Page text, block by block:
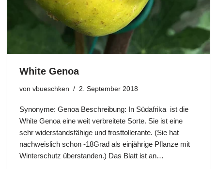
White Genoa
von vbueschken 2. September 2018
Synonyme: Genoa Beschreibung: In Südafrika ist die
White Genoa eine weit verbreitete Sorte. Sie ist eine
sehr widerstandsfähige und frosttollerante. (Sie hat
nachweislich schon -18Grad als einjährige Pflanze mit
Winterschutz überstanden.) Das Blatt ist an…